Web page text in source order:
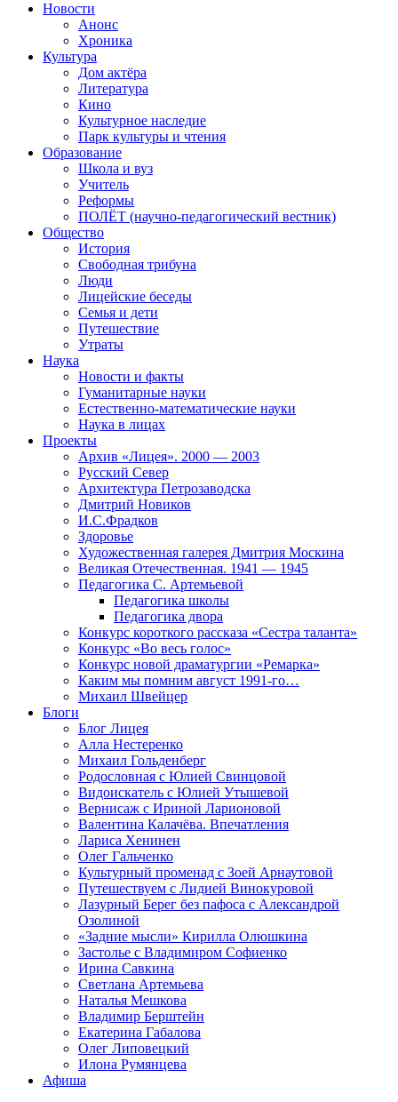
Новости
Анонс
Хроника
Культура
Дом актёра
Литература
Кино
Культурное наследие
Парк культуры и чтения
Образование
Школа и вуз
Учитель
Реформы
ПОЛЁТ (научно-педагогический вестник)
Общество
История
Свободная трибуна
Люди
Лицейские беседы
Семья и дети
Путешествие
Утраты
Наука
Новости и факты
Гуманитарные науки
Естественно-математические науки
Наука в лицах
Проекты
Архив «Лицея». 2000 — 2003
Русский Север
Архитектура Петрозаводска
Дмитрий Новиков
И.С.Фрадков
Здоровье
Художественная галерея Дмитрия Москина
Великая Отечественная. 1941 — 1945
Педагогика С. Артемьевой
Педагогика школы
Педагогика двора
Конкурс короткого рассказа «Сестра таланта»
Конкурс «Во весь голос»
Конкурс новой драматургии «Ремарка»
Каким мы помним август 1991-го…
Михаил Швейцер
Блоги
Блог Лицея
Алла Нестеренко
Михаил Гольденберг
Родословная с Юлией Свинцовой
Видоискатель с Юлией Утышевой
Вернисаж с Ириной Ларионовой
Валентина Калачёва. Впечатления
Лариса Хенинен
Олег Гальченко
Культурный променад с Зоей Арнаутовой
Путешествуем с Лидией Винокуровой
Лазурный Берег без пафоса с Александрой
Озолиной
«Задние мысли» Кирилла Олюшкина
Застолье с Владимиром Софиенко
Ирина Савкина
Светлана Артемьева
Наталья Мешкова
Владимир Берштейн
Екатерина Габалова
Олег Липовецкий
Илона Румянцева
Афиша